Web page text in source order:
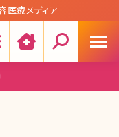
療メディア